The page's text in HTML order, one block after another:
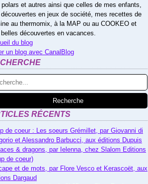
polars et autres ainsi que celles de mes enfants,
en jeux de société, mes recettes de
au thermomix, à la MAP ou au COOKEO et
découvertes en vacances.
du blog
un blog avec CanalBlog
RÉCENTS
de coeur : Les soeurs Grémillet, par Giovanni di
et Alessandro Barbucci, aux éditions Dupuis
& dragons, par Ielenna, chez Slalom Editions
de coeur)
et de mots, par Flore Vesco et Kerascoët, aux
Dargaud